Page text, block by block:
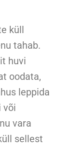
küll
tahab.
huvi
oodata,
leppida
või
vara
sellest